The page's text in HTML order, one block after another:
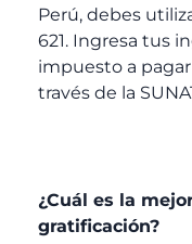
Perú, debes
621. Ingresa tus
impuesto a
través de la
¿Cuál es la
gratificación?